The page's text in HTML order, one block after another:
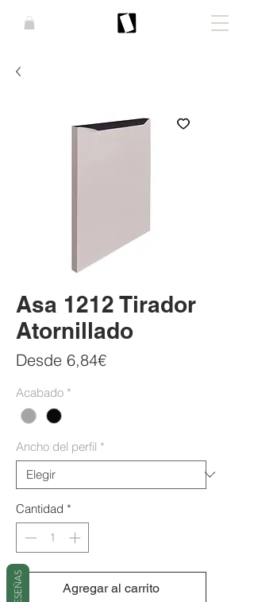
Asa 1212 Tirador
Atornillado
Desde 6,84€Precio
Acabado *
Ancho del perfil *
Cantidad *
Agregar al carrito
RESEÑAS